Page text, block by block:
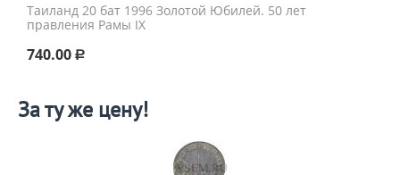
Таиланд 20 бат 1996 Золотой Юбилей. 50 лет
правления Рамы IX
740.00 Р
За ту же цену!